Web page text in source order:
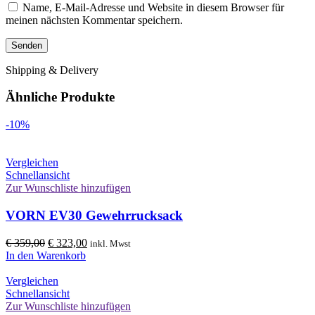
Name, E-Mail-Adresse und Website in diesem Browser für
meinen nächsten Kommentar speichern.
Shipping & Delivery
Ähnliche Produkte
-10%
Vergleichen
Schnellansicht
Zur Wunschliste hinzufügen
VORN EV30 Gewehrrucksack
€359,00 Ursprünglicher
Preis
€ 359,00
€ 323,00Aktueller
inkl. Mwst
In den Warenkorb
Vergleichen
Schnellansicht
Zur Wunschliste hinzufügen